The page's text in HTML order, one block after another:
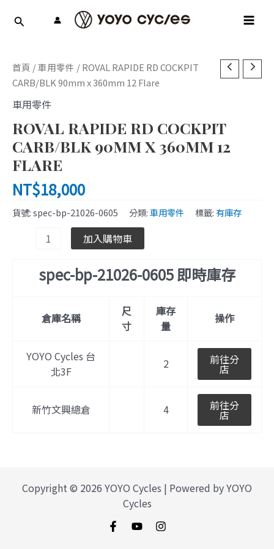
首頁 /車用零件 / ROVAL RAPIDE RD COCKPIT
CARB/BLK 90mm x 360mm 12 Flare
車用零件
ROVAL RAPIDE RD COCKPIT
CARB/BLK 90MM X 360MM 12
FLARE
NT$18,000
貨號:spec-bp-21026-0605 分類:車用零件 標籤: 有庫存
ROVAL
RAPIDE
RD
COCKPIT
CARB/BLK
90mm
x
360mm
12
數
加入購物車
spec-bp-21026-0605 即時庫存
倉庫名稱
尺
寸
庫存
量
操作
YOYO Cycles 台
北3F
2 前往分
店
新竹文興總倉 4 前往分
店
Copyright © 2026 YOYO Cycles | Powered by YOYO
Cycles